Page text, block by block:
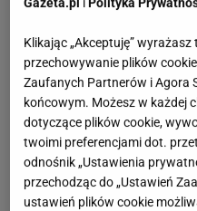
Klikając „Akceptuję”
przechowywanie plików
Zaufanych Partnerów i Agora
końcowym. Możesz w każdej
dotyczące plików cookie,
twoimi preferencjami dot.
odnośnik „Ustawienia
przechodząc do „Ustawień
ustawień plików cookie